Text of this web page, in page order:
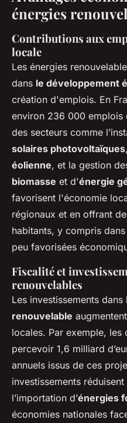
énergies
Contributions aux
locale
Les énergies
dans le développement
création d'emplois. En
environ 236 000 emplois
des secteurs comme
solaires photovoltaïques
éolienne, et la gestion
biomasse et d'énergie
favorisent l'économie
régionaux et en offrant
habitants, y compris
peu favorisées
Fiscalité et
renouvelables
Les investissements dans
renouvelable
locales. Par exemple,
percevoir 1,6 milliard
annuels issus de ces
investissements
l’importation d’énergies
économies nationales